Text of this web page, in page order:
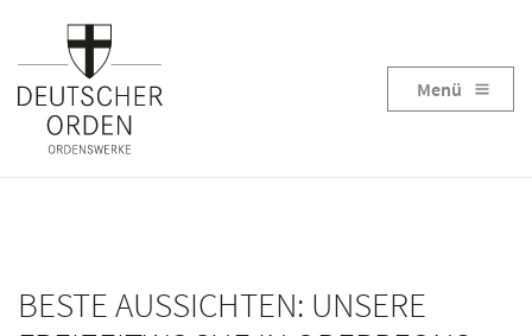
Menü
BESTE AUSSICHTEN: UNSERE